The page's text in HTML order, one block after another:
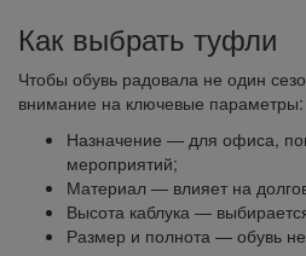
Как выбрать туфли
Чтобы обувь радовала не один
внимание на ключевые параметры:
Назначение — для офиса,
мероприятий;
Материал — влияет на
Высота каблука —
Размер и полнота — обувь